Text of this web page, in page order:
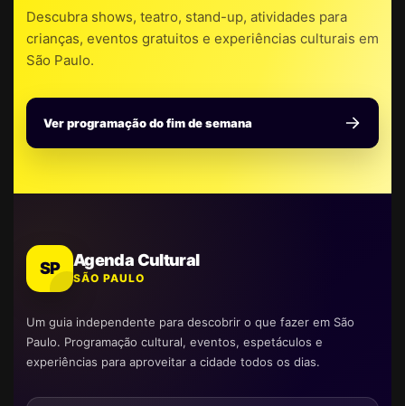
Descubra shows, teatro, stand-up, atividades para
crianças, eventos gratuitos e experiências culturais em
São Paulo.
Ver programação do fim de semana
SP Agenda Cultural
SÃO PAULO
Um guia independente para descobrir o que fazer em São
Paulo. Programação cultural, eventos, espetáculos e
experiências para aproveitar a cidade todos os dias.